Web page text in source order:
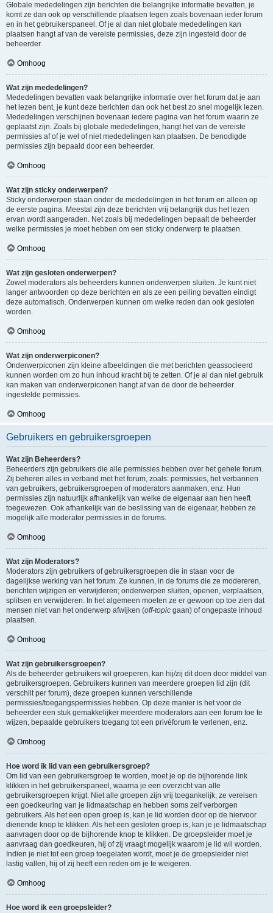
Globale mededelingen zijn berichten die belangrijke informatie bevatten, je
komt ze dan ook op verschillende plaatsen tegen zoals bovenaan ieder forum
en in het gebruikerspaneel. Of je al dan niet globale mededelingen kan
plaatsen hangt af van de vereiste permissies, deze zijn ingesteld door de
beheerder.
Omhoog
Wat zijn mededelingen?
Mededelingen bevatten vaak belangrijke informatie over het forum dat je aan
het lezen bent, je kunt deze berichten dan ook het best zo snel mogelijk lezen.
Mededelingen verschijnen bovenaan iedere pagina van het forum waarin ze
geplaatst zijn. Zoals bij globale mededelingen, hangt het van de vereiste
permissies af of je wel of niet mededelingen kan plaatsen. De benodigde
permissies zijn bepaald door een beheerder.
Omhoog
Wat zijn sticky onderwerpen?
Sticky onderwerpen staan onder de mededelingen in het forum en alleen op
de eerste pagina. Meestal zijn deze berichten vrij belangrijk dus het lezen
ervan wordt aangeraden. Net zoals bij mededelingen bepaalt de beheerder
welke permissies je moet hebben om een sticky onderwerp te plaatsen.
Omhoog
Wat zijn gesloten onderwerpen?
Zowel moderators als beheerders kunnen onderwerpen sluiten. Je kunt niet
langer antwoorden op deze berichten en als ze een peiling bevatten eindigt
deze automatisch. Onderwerpen kunnen om welke reden dan ook gesloten
worden.
Omhoog
Wat zijn onderwerpiconen?
Onderwerpiconen zijn kleine afbeeldingen die met berichten geassocieerd
kunnen worden om zo hun inhoud kracht bij te zetten. Of je al dan niet gebruik
kan maken van onderwerpiconen hangt af van de door de beheerder
ingestelde permissies.
Omhoog
Gebruikers en gebruikersgroepen
Wat zijn Beheerders?
Beheerders zijn gebruikers die alle permissies hebben over het gehele forum.
Zij beheren alles in verband met het forum, zoals: permissies, het verbannen
van gebruikers, gebruikersgroepen of moderators aanmaken, enz. Hun
permissies zijn natuurlijk afhankelijk van welke de eigenaar aan hen heeft
toegewezen. Ook afhankelijk van de beslissing van de eigenaar, hebben ze
mogelijk alle moderator permissies in de forums.
Omhoog
Wat zijn Moderators?
Moderators zijn gebruikers of gebruikersgroepen die in staan voor de
dagelijkse werking van het forum. Ze kunnen, in de forums die ze modereren,
berichten wijzigen en verwijderen; onderwerpen sluiten, openen, verplaatsen,
splitsen en verwijderen. In het algemeen moeten ze er gewoon op toe zien dat
mensen niet van het onderwerp afwijken (off-topic gaan) of ongepaste inhoud
plaatsen.
Omhoog
Wat zijn gebruikersgroepen?
Als de beheerder gebruikers wil groeperen, kan hij/zij dit doen door middel van
gebruikersgroepen. Gebruikers kunnen van meerdere groepen lid zijn (dit
verschilt per forum), deze groepen kunnen verschillende
permissies/toegangspermissies hebben. Op deze manier is het voor de
beheerder een stuk gemakkelijker meerdere moderators aan een forum toe te
wijzen, bepaalde gebruikers toegang tot een privéforum te verlenen, enz.
Omhoog
Hoe word ik lid van een gebruikersgroep?
Om lid van een gebruikersgroep te worden, moet je op de bijhorende link
klikken in het gebruikerspaneel, waarna je een overzicht van alle
gebruikersgroepen krijgt. Niet alle groepen zijn vrij toegankelijk, ze vereisen
een goedkeuring van je lidmaatschap en hebben soms zelf verborgen
gebruikers. Als het een open groep is, kan je lid worden door op de hiervoor
dienende knop te klikken. Als het een gesloten groep is, kan je je lidmaatschap
aanvragen door op de bijhorende knop te klikken. De groepsleider moet je
aanvraag dan goedkeuren, hij of zij vraagt mogelijk waarom je lid wil worden.
Indien je niet tot een groep toegelaten wordt, moet je de groepsleider niet
lastig vallen, hij of zij heeft een reden om je te weigeren.
Omhoog
Hoe word ik een groepsleider?